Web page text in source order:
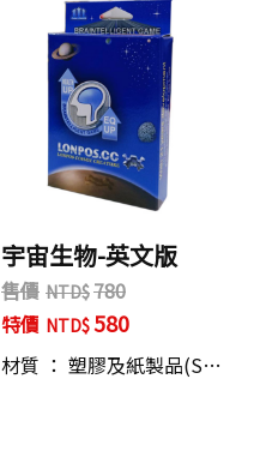
宇宙生物-英文版
售價
780
特價
580
材質 ： 塑膠及紙製品(S…